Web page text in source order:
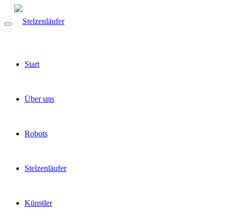
Start
Über uns
Robots
Stelzenläufer
Künstler